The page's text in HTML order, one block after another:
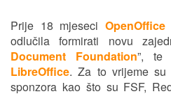
Prije 18 mjeseci OpenOffice
odlučila formirati novu
Document Foundation”, te
LibreOffice. Za to vrijeme su
sponzora kao što su FSF,